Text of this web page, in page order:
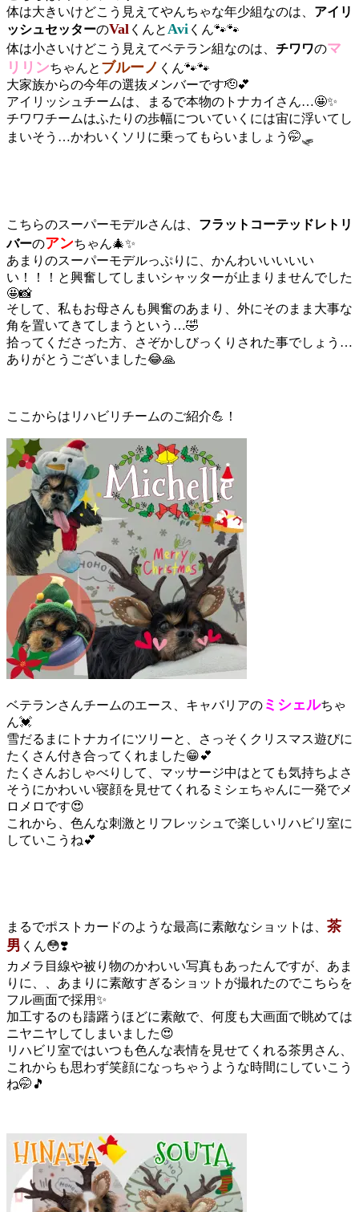
体は大きいけどこう見えてやんちゃな年少組なのは、 アイリ
ッシュセッターのVal くんと Avi くん🐾🐾
体は小さいけどこう見えてベテラン組なのは、 チワワのマ
リリンちゃんと ブルーノ くん🐾🐾
大家族からの今年の選抜メンバーです🫡💕
アイリッシュチームは、まるで本物のトナカイさん…🤩✨
チワワチームはふたりの歩幅についていくには宙に浮いてし
まいそう…かわいくソリに乗ってもらいましょう🤭🛷
こちらのスーパーモデルさんは、 フラットコーテッドレトリ
バーのアンちゃん🎄✨
あまりのスーパーモデルっぷりに、かんわいいいいい
い！！！と興奮してしまいシャッターが止まりませんでした
🤩📸
そして、私もお母さんも興奮のあまり、外にそのまま大事な
角を置いてきてしまうという…🤣
拾ってくださった方、さぞかしびっくりされた事でしょう…
ありがとうございました😂🙏
ここからはリハビリチームのご紹介💪！
ベテランさんチームのエース、キャバリアの ミシェルちゃ
ん💓
雪だるまにトナカイにツリーと、さっそくクリスマス遊びに
たくさん付き合ってくれました😁💕
たくさんおしゃべりして、マッサージ中はとても気持ちよさ
そうにかわいい寝顔を見せてくれるミシェちゃんに一発でメ
ロメロです😍
これから、色んな刺激とリフレッシュで楽しいリハビリ室に
していこうね💕
まるでポストカードのような最高に素敵なショットは、 茶
男 くん😳❣️
カメラ目線や被り物のかわいい写真もあったんですが、あま
りに、、あまりに素敵すぎるショットが撮れたのでこちらを
フル画面で採用✨
加工するのも躊躇うほどに素敵で、何度も大画面で眺めては
ニヤニヤしてしまいました😍
リハビリ室ではいつも色んな表情を見せてくれる茶男さん、
これからも思わず笑顔になっちゃうような時間にしていこう
ね🤭🎵